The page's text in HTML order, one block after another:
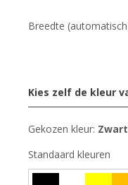
Breedte
Kies zelf de kleur
Gekozen kleur: Zwart
Standaard kleuren